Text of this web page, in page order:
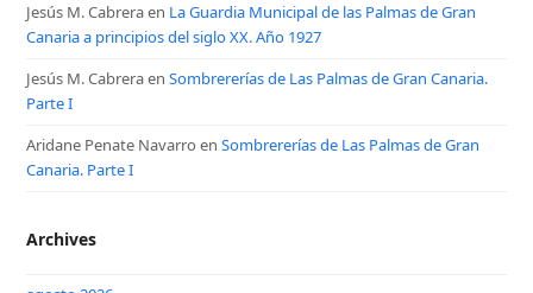
Jesús M. Cabreraen La Guardia Municipal de las Palmas de Gran
Canaria a principios del siglo XX. Año 1927
Jesús M. CabreraenSombrererías de Las Palmas de Gran Canaria.
Parte I
Aridane Penate Navarro enSombrererías de Las Palmas de Gran
Canaria. Parte I
Archives